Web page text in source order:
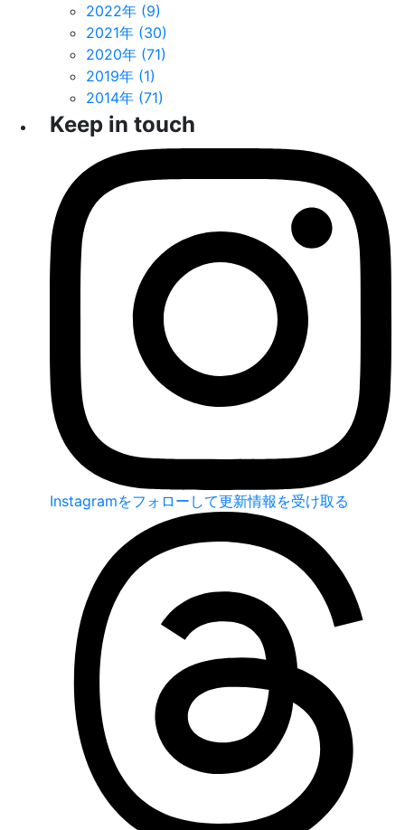
2022年 (9)
2021年 (30)
2020年 (71)
2019年 (1)
2014年 (71)
Keep in touch
Instagramをフォローして更新情報を受け取る